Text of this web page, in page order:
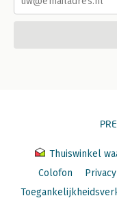
Thuiswinkel
Colofon
Privacy